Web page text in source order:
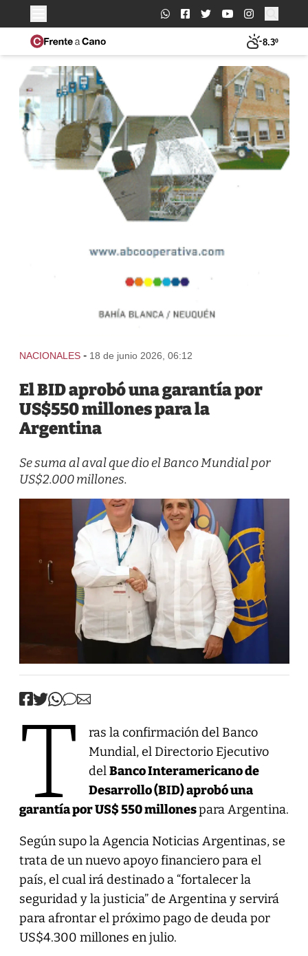
Buscar:
8.3º
NACIONALES - 18 de junio 2026, 06:12
El BID aprobó una garantía por
US$550 millones para la
Argentina
Se suma al aval que dio el Banco Mundial por
US$2.000 millones.
T
ras la confirmación del Banco
Mundial, el Directorio Ejecutivo
delBanco Interamericano de
Desarrollo (BID) aprobó una
garantía por US$ 550 millonespara Argentina.
Según supo la Agencia Noticias Argentinas, se
trata de un nuevo apoyo financiero para el
país, el cual irá destinado a “fortalecer la
seguridad y la justicia” de Argentina y servirá
para afrontar el próximo pago de deuda por
US$4.300 millones en julio.